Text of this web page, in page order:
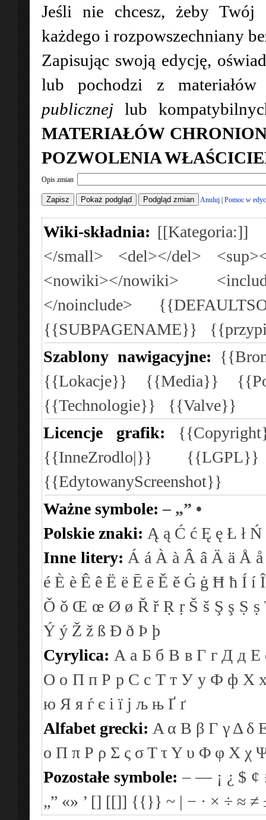
Jeśli nie chcesz, żeby Twój
każdego i rozpowszechniany
Zapisując swoją edycję,
lub pochodzi z
publicznej lub
MATERIAŁÓW
POZWOLENIA
Opis zmian
Anuluj Pomoc w
Wiki-składnia: [[Kategoria:]]
</small>
<del></del>
<nowiki></nowiki>
</noinclude>
{{SUBPAGENAME}}
Szablony nawigacyjne:
{{Lokacje}}
{{Media}}
{{Technologie}}
{{Valve}}
Licencje grafik:
{{InneZrodlo|}}
{{EdytowanyScreenshot}}
Ważne symbole:– „” •
Polskie znaki: Ą ą Ć ć Ę ę Ł ł Ń
Inne litery: Á á À à Â â Ä ä Å å
é È è Ê ê Ë ë Ē ē Ě ě Ġ ġ Ħ ħ Í í Î
Ǒ ǒ Œ œ Ø ø Ř ř Ṛ ṛ Š š Ş ş Ṣ ṣ
Ý ý Ž ž ß Ð ð Þ þ
Cyrylica: А а Б б В в Г г Д д Е
О о П п Р р С с Т т У у Ф ф Х
ю Я я ѓ є і ї ј љ њ Ґ ґ
Alfabet grecki: Α α Β β Γ γ Δ δ
ο Π π Ρ ρ Σ ς σΤ τΥ υ Φ φ Χ χ
Pozostałe symbole: – — ¡ ¿ $ ¢
„” «» ’ [] [[]] {{}} ~ | − · × ÷ ≈ ≠